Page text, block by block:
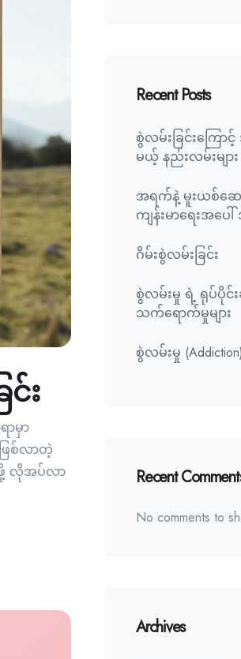
း
မှာ
ြစ်လာတဲ့
ဖို့ လိုအပ်လာ
Recent Posts
စွဲလမ်းခြင်းကြ
မယ့် နည်းလမ်းများ
အရက်နဲ့ မူးယစ်ဆေး
ကျန်းမာရေးအပ
ဂိမ်းစွဲလမ်းခြင်း
စွဲလမ်းမှု ရဲ့ ရုပ်ပိုင်
သက်ရောက်မှုများ
စွဲလမ်းမှု
Recent
No comments to
Archives